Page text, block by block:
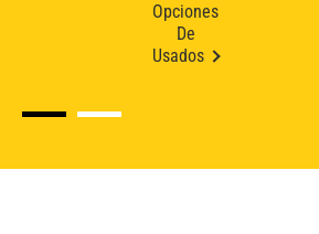
Opciones
De
Usados